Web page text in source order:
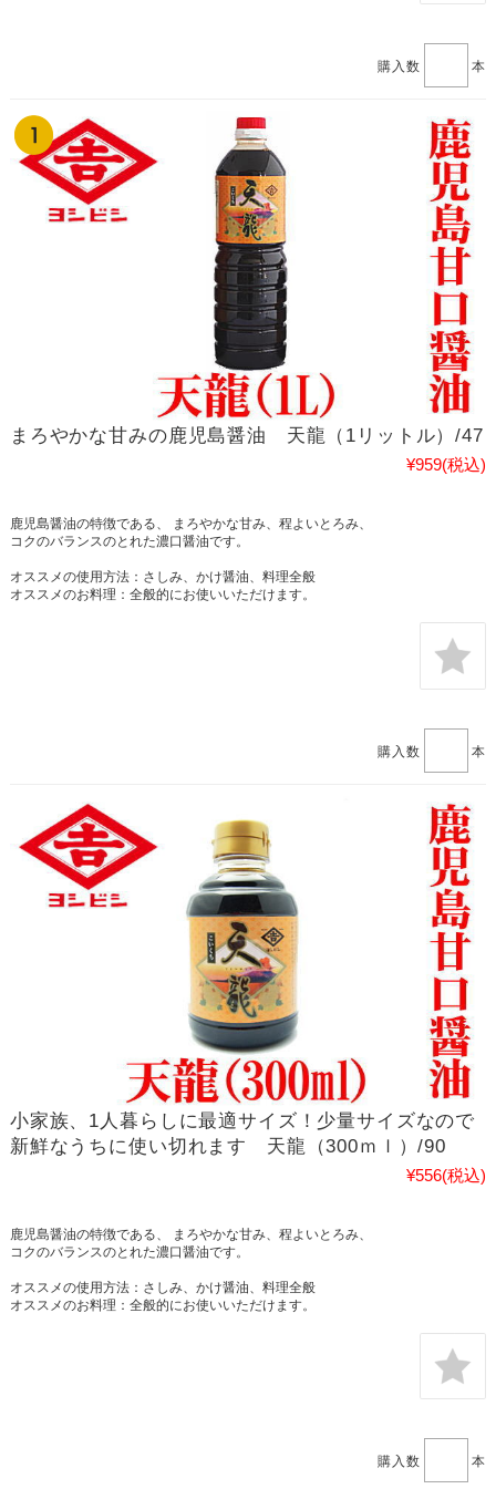
購入数 本
まろやかな甘みの鹿児島醤油 天龍（1リットル）/47
¥959(税込)
鹿児島醤油の特徴である、 まろやかな甘み、程よいとろみ、
コクのバランスのとれた濃口醤油です。
オススメの使用方法：さしみ、かけ醤油、料理全般
オススメのお料理：全般的にお使いいただけます。
購入数 本
小家族、1人暮らしに最適サイズ！少量サイズなので
新鮮なうちに使い切れます 天龍（300ｍｌ）/90
¥556(税込)
鹿児島醤油の特徴である、 まろやかな甘み、程よいとろみ、
コクのバランスのとれた濃口醤油です。
オススメの使用方法：さしみ、かけ醤油、料理全般
オススメのお料理：全般的にお使いいただけます。
購入数 本